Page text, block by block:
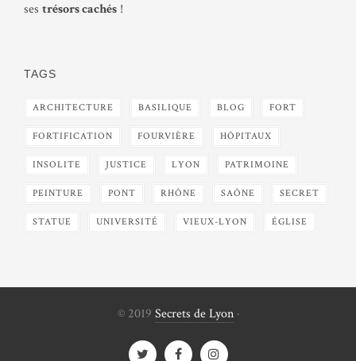
ses trésors cachés !
TAGS
ARCHITECTURE BASILIQUE BLOG FORT
FORTIFICATION FOURVIÈRE HÔPITAUX
INSOLITE JUSTICE LYON PATRIMOINE
PEINTURE PONT RHÔNE SAÔNE SECRET
STATUE UNIVERSITÉ VIEUX-LYON ÉGLISE
© 2019 Secrets de Lyon·